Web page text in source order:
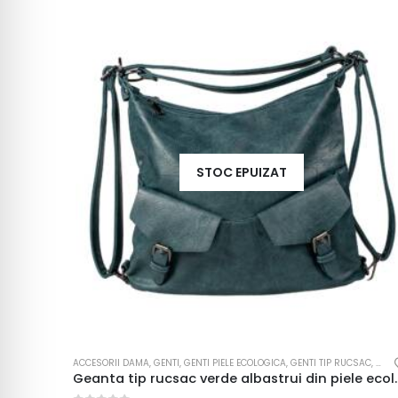
STOC EPUIZAT
ACCESORII DAMA, GENTI, GENTI PIELE ECOLOGICA, GENTI TIP RUCSAC,
Geanta tip rucsac